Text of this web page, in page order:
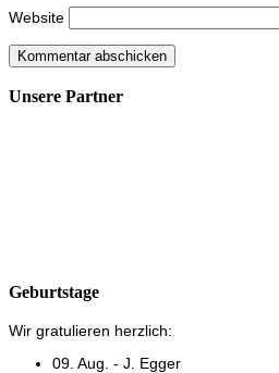
Website
Unsere Partner
Geburtstage
Wir gratulieren herzlich:
09. Aug. - J. Egger